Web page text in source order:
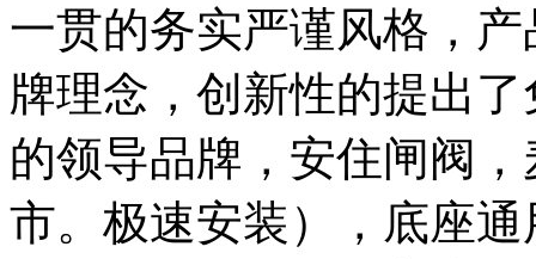
一贯的务实严谨风格，产
牌理念，创新性的提出
的领导品牌，安住闸阀
市。极速安装），底座